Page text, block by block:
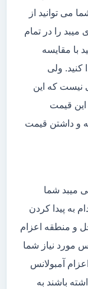
می توانید از
میبد را در تمام
با مقایسه
کنید. ولی
نیست که این
این قیمت
و داشتن قیمت
میبد شما
به پیدا کردن
و منطقه اعزام
مورد نیاز شما
آمبولانس
باشند به